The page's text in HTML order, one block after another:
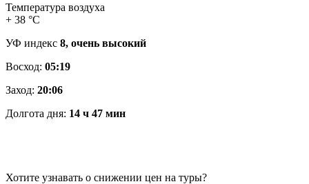
Температура воздуха
+ 38 °C
УФ индекс 8, очень высокий
Восход: 05:19
Заход: 20:06
Долгота дня: 14 ч 47 мин
Хотите узнавать о снижении цен на туры?